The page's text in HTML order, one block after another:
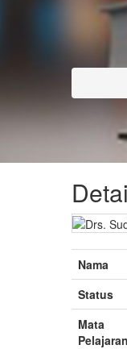
Nama
Status
Mata
Pelajaran